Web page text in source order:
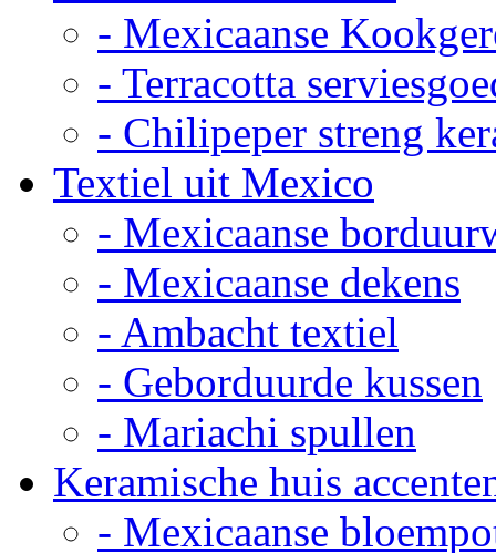
- Mexicaanse
- Terracotta
- Chilipeper streng
Textiel uit Mexico
- Mexicaanse
- Mexicaanse dekens
- Ambacht textiel
- Geborduurde kussen
- Mariachi spullen
Keramische huis
- Mexicaanse